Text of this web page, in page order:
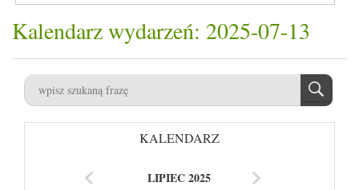
Kalendarz wydarzeń: 2025-07-13
KALENDARZ
LIPIEC 2025